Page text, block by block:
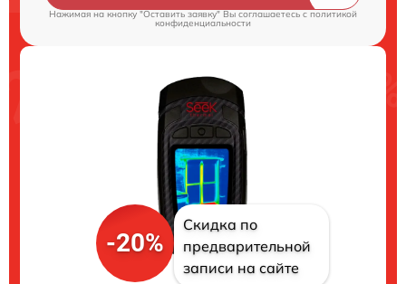
Нажимая на кнопку "Оставить заявку" Вы соглашаетесь cполитикой
конфиденциальности
-20%
Скидка по
предварительной
записи на сайте